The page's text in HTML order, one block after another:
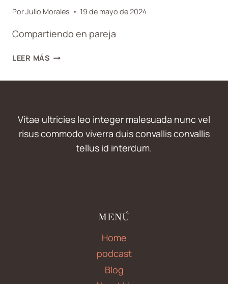
PorJulio Morales 19 de mayo de 2024
Compartiendo en pareja
LEER MÁSLA
EN
Vitae ultricies leo integer malesuada nunc vel
risus commodo viverra duis convallis convallis
tellus id interdum.
MENÚ
Home
podcast
Blog